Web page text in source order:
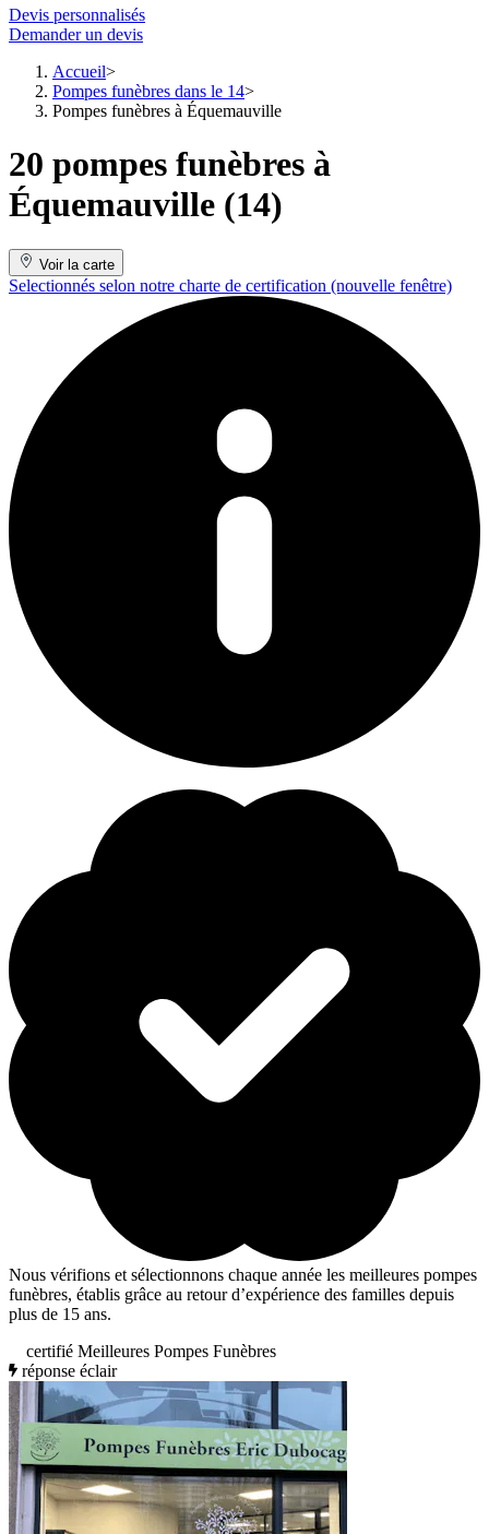
Devis personnalisés
Demander un devis
Accueil
Pompes funèbres dans le 14
Pompes funèbres à Équemauville
20 pompes funèbres à
Équemauville (14)
Voir la carte
Selectionnés selon notre charte de certification (nouvelle fenêtre)
Nous vérifions et sélectionnons chaque année les meilleures pompes
funèbres, établis grâce au retour d’expérience des familles depuis
plus de 15 ans.
certifié Meilleures Pompes Funèbres
réponse éclair